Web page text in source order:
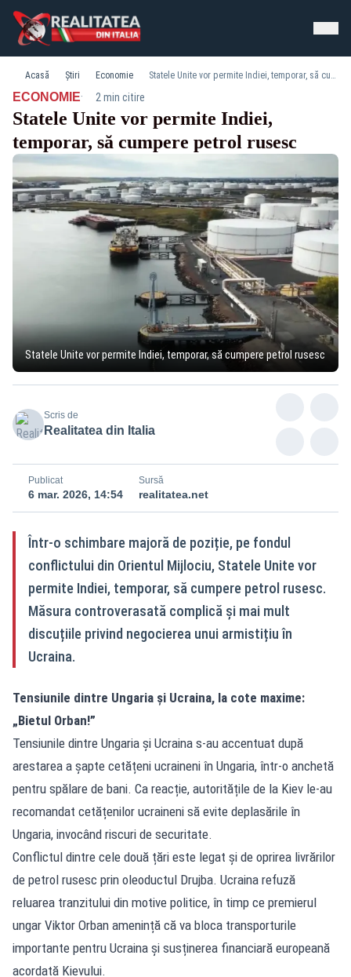
Acasă Știri Economie Statele Unite vor permite Indiei, temporar, să cumpere petrol rusesc
ECONOMIE· 2 min citire
Statele Unite vor permite Indiei,
temporar, să cumpere petrol rusesc
Statele Unite vor permite Indiei, temporar, să cumpere petrol rusesc
Scris de
Realitatea din Italia
Publicat
6 mar. 2026, 14:54
Sursă
realitatea.net
Într-o schimbare majoră de poziție, pe fondul
conflictului din Orientul Mijlociu, Statele Unite vor
permite Indiei, temporar, să cumpere petrol rusesc.
Măsura controverasată complică și mai mult
discuțiile privind negocierea unui armistițiu în
Ucraina.
Tensiunile dintre Ungaria și Ucraina, la cote maxime:
„Bietul Orban!”
Tensiunile dintre Ungaria și Ucraina s-au accentuat după
arestarea a șapte cetățeni ucraineni în Ungaria, într-o anchetă
pentru spălare de bani. Ca reacție, autoritățile de la Kiev le-au
recomandat cetățenilor ucraineni să evite deplasările în
Ungaria, invocând riscuri de securitate.
Conflictul dintre cele două țări este legat și de oprirea livrărilor
de petrol rusesc prin oleoductul Drujba. Ucraina refuză
reluarea tranzitului din motive politice, în timp ce premierul
ungar Viktor Orban amenință că va bloca transporturile
importante pentru Ucraina și susținerea financiară europeană
acordată Kievului.